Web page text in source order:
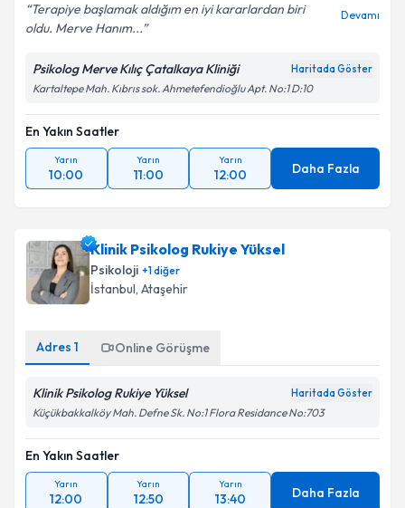
Terapiye başlamak aldığım en iyi kararlardan biri
oldu. Merve Hanım...
Devamı
Psikolog Merve Kılıç Çatalkaya Kliniği Haritada Göster
Kartaltepe Mah. Kıbrıs sok. Ahmetefendioğlu Apt. No:1 D:10
En Yakın Saatler
Yarın
10:00
Yarın
11:00
Yarın
12:00 Daha Fazla
Klinik Psikolog Rukiye Yüksel
Psikoloji +1diğer
İstanbul, Ataşehir
Adres 1 Online Görüşme
Klinik Psikolog Rukiye Yüksel Haritada Göster
Küçükbakkalköy Mah. Defne Sk. No:1 Flora Residance No:703
En Yakın Saatler
Yarın
12:00
Yarın
12:50
Yarın
13:40 Daha Fazla